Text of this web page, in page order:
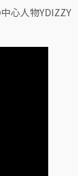
心人物YDIZZY